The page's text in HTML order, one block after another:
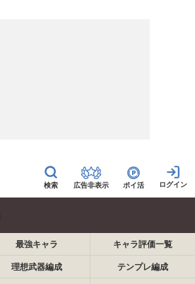
広告非表示 ポイ活
最強キャラ キャラ評価一覧
理想武器編成 テンプレ編成